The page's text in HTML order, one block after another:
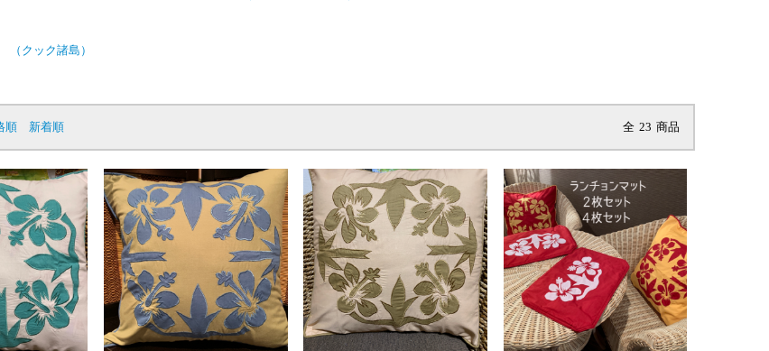
クック諸島）
順 新着順 全 23 商品